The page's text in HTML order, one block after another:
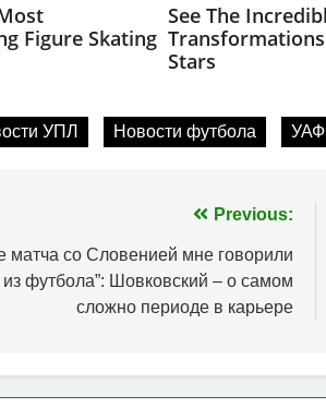
УПЛ Новости футбола УАФ
Previous:
матча со Словенией мне говорили
из футбола”: Шовковский – о самом
сложно периоде в карьере